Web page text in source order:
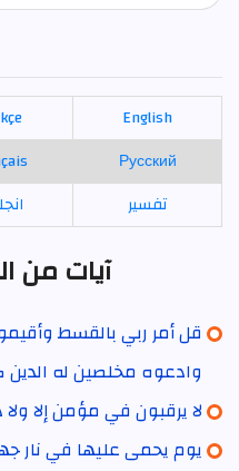
English
Русский
تفسير
آيات من
قل أمر ربي بالقسط
وادعوه مخلصين له الدين
لا يرقبون في مؤمن إلا
يوم يحمى عليها في نار